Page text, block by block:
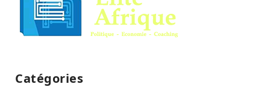
Catégories